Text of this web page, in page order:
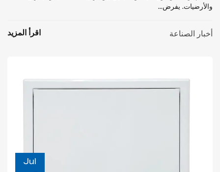
والأرضيات. يفرض...
أخبار الصناعة اقرأ المزيد
Jul